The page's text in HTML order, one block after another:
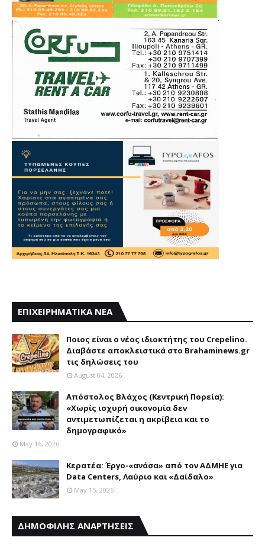
ΕΠΙΧΕΙΡΗΜΑΤΙΚΑ ΝΕΑ
Ποιος είναι ο νέος ιδιοκτήτης του Crepelino.
Διαβάστε αποκλειστικά στο Brahaminews.gr
τις δηλώσεις του
August 04, 2026
Απόστολος Βλάχος (Κεντρική Πορεία):
«Χωρίς ισχυρή οικονομία δεν
αντιμετωπίζεται η ακρίβεια και το
δημογραφικό»
May 16, 2026
Κερατέα: Έργο-«ανάσα» από τον ΑΔΜΗΕ για
Data Centers, Λαύριο και «Δαίδαλο»
May 15, 2026
ΔΗΜΟΦΙΛΗΣ ΑΝΑΡΤΗΣΕΙΣ